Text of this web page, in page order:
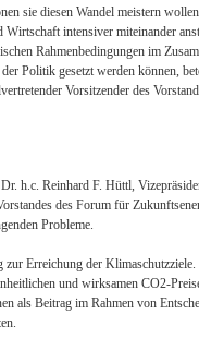
sie diesen Wandel meistern
intensiver miteinander
Rahmenbedingungen im
Politik gesetzt werden können,
Vorsitzender des
h.c. Reinhard F. Hüttl,
des Forum für
Probleme.
Erreichung der
und wirksamen CO2-
als Beitrag im Rahmen von